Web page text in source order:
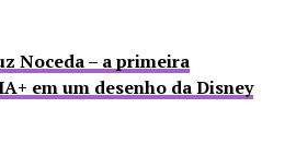
Noceda – a primeira
em um desenho da Disney